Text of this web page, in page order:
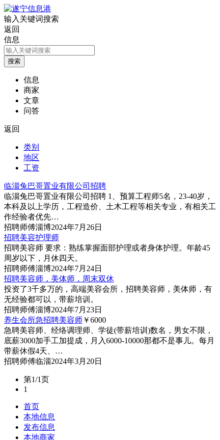
输入关键词搜索
返回
信息
信息
商家
文章
问答
返回
类别
地区
工资
临淄兔巴哥置业有限公司招聘
临淄兔巴哥置业有限公司招聘 1、预算工程师5名，23-40岁，
本科及以上学历，工程造价、土木工程等相关专业，有相关工
作经验者优先…
招聘师傅淄博2024年7月26日
招聘美容护理师
招聘美容师 要求：熟练掌握面部护理或者身体护理。年龄45
周岁以下，月休四天。
招聘师傅淄博2024年7月24日
招聘美容师，美体师，周末双休
投资了3千多万的，高端美容会所，招聘美容师，美体师，有
无经验都可以，带薪培训。
招聘师傅淄博2024年7月23日
养生会所急招聘美容师 ￥6000
急聘美容师、经络调理师、学徒(带薪培训)数名，男女不限，
底薪3000加手工加提成，月入6000-10000那都不是事儿。每月
带薪休假4天、…
招聘师傅临淄2024年3月20日
第1/1页
1
首页
本地信息
发布信息
本地商家